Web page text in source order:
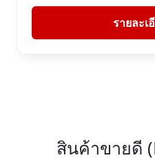
รายละเ
สินค้าขายดี